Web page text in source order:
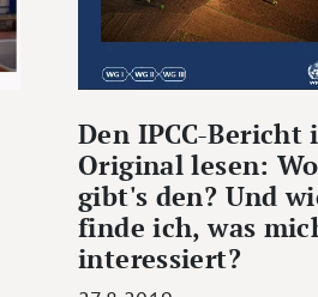
Den IPCC-Bericht
Original lesen: Wo
gibt's den? Und
finde ich, was
interessiert?